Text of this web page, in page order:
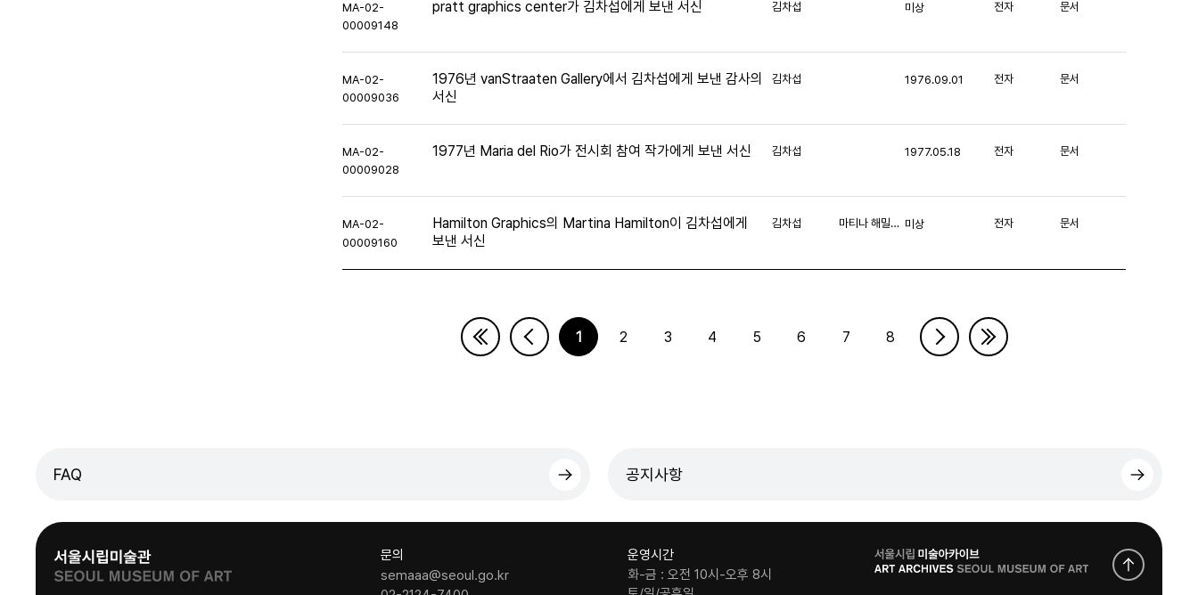
MA-02-
00009148
pratt graphics center가 김차섭에게 보낸 서신 김차섭 미상 전자 문서
MA-02-
00009036
1976년 vanStraaten Gallery에서 김차섭에게 보낸 감사의
서신
김차섭 1976.09.01 전자 문서
MA-02-
00009028
1977년 Maria del Rio가 전시회 참여 작가에게 보낸 서신 김차섭 1977.05.18 전자 문서
MA-02-
00009160
Hamilton Graphics의 Martina Hamilton이 김차섭에게
보낸 서신
김차섭 마티나 해밀턴(Martina Hamilton) 미상 전자 문서
1 2 3 4 5 6 7 8
다음페이지마지막페이지
FAQ 공지사항
문의
semaaa@seoul.go.kr
운영시간
화-금 : 오전 10시-오후 8시
로
고